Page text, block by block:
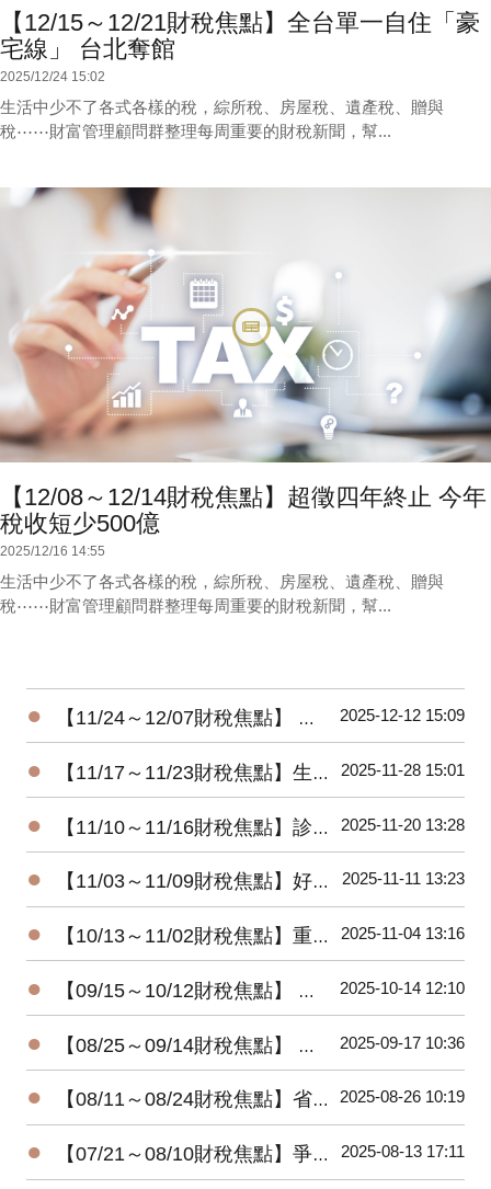
【12/15～12/21財稅焦點】全台單一自住「豪
宅線」 台北奪館
2025/12/24 15:02
生活中少不了各式各樣的稅，綜所稅、房屋稅、遺產稅、贈與
稅⋯⋯財富管理顧問群整理每周重要的財稅新聞，幫...
【12/08～12/14財稅焦點】超徵四年終止 今年
稅收短少500億
2025/12/16 14:55
生活中少不了各式各樣的稅，綜所稅、房屋稅、遺產稅、贈與
稅⋯⋯財富管理顧問群整理每周重要的財稅新聞，幫...
● 【11/24～12/07財稅焦點】 暖心減負擔-所得稅及貨物稅惠民措施 2025-12-12 15:09
● 【11/17～11/23財稅焦點】生前贈房 小心屋主變房客 2025-11-28 15:01
● 【11/10～11/16財稅焦點】診所自費漏報 將補稅加罰 2025-11-20 13:28
● 【11/03～11/09財稅焦點】好野人收入，股利占四成 2025-11-11 13:23
● 【10/13～11/02財稅焦點】重購退稅，注意五年限制 2025-11-04 13:16
● 【09/15～10/12財稅焦點】 想賺檢舉獎金 五情況無用 2025-10-14 12:10
● 【08/25～09/14財稅焦點】 發票中獎 想領獎有條件 2025-09-17 10:36
● 【08/11～08/24財稅焦點】省稅大放送!! 明年三種家庭型態免繳稅 2025-08-26 10:19
● 【07/21～08/10財稅焦點】爭錢爭權 三重地產王死後多年未入葬 2025-08-13 17:11